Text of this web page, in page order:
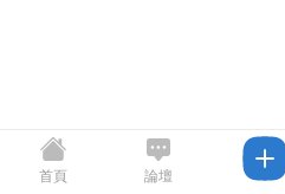
首頁 論壇